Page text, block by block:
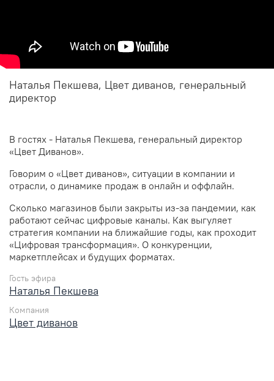
Наталья Пекшева, Цвет диванов, генеральный
директор
В гостях - Наталья Пекшева, генеральный директор
«Цвет Диванов».
Говорим о «Цвет диванов», ситуации в компании и
отрасли, о динамике продаж в онлайн и оффлайн.
Сколько магазинов были закрыты из-за пандемии, как
работают сейчас цифровые каналы. Как выгуляет
стратегия компании на ближайшие годы, как проходит
«Цифровая трансформация». О конкуренции,
маркетплейсах и будущих форматах.
Гость эфира
Наталья Пекшева
Компания
Цвет диванов